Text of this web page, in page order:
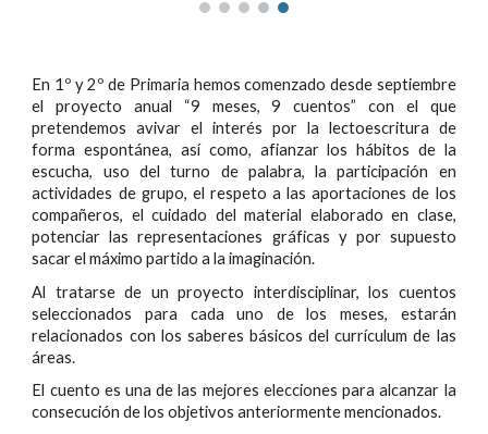
En 1º y 2º de Primaria hemos comenzado desde septiembre
el proyecto anual “9 meses, 9 cuentos” con el que
pretendemos avivar el interés por la lectoescritura de
forma espontánea, así como, afianzar los hábitos de la
escucha, uso del turno de palabra, la participación en
actividades de grupo, el respeto a las aportaciones de los
compañeros, el cuidado del material elaborado en clase,
potenciar las representaciones gráficas y por supuesto
sacar el máximo partido a la imaginación.
Al tratarse de un proyecto interdisciplinar, los cuentos
seleccionados para cada uno de los meses, estarán
relacionados con los saberes básicos del currículum de las
áreas.
El cuento es una de las mejores elecciones para alcanzar la
consecución de los objetivos anteriormente mencionados.